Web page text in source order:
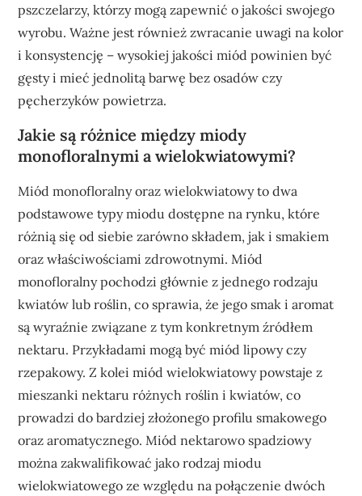
pszczelarzy, którzy mogą zapewnić o jakości swojego
wyrobu. Ważne jest również zwracanie uwagi na kolor
i konsystencję – wysokiej jakości miód powinien być
gęsty i mieć jednolitą barwę bez osadów czy
pęcherzyków powietrza.
Jakie są różnice między miody
monofloralnymi a wielokwiatowymi?
Miód monofloralny oraz wielokwiatowy to dwa
podstawowe typy miodu dostępne na rynku, które
różnią się od siebie zarówno składem, jak i smakiem
oraz właściwościami zdrowotnymi. Miód
monofloralny pochodzi głównie z jednego rodzaju
kwiatów lub roślin, co sprawia, że jego smak i aromat
są wyraźnie związane z tym konkretnym źródłem
nektaru. Przykładami mogą być miód lipowy czy
rzepakowy. Z kolei miód wielokwiatowy powstaje z
mieszanki nektaru różnych roślin i kwiatów, co
prowadzi do bardziej złożonego profilu smakowego
oraz aromatycznego. Miód nektarowo spadziowy
można zakwalifikować jako rodzaj miodu
wielokwiatowego ze względu na połączenie dwóch